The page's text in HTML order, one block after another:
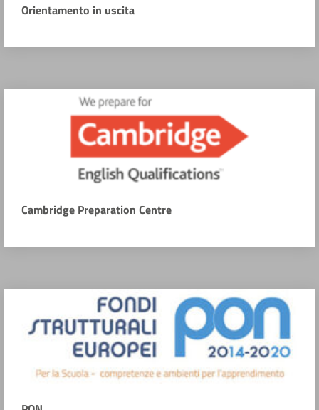
Orientamento in uscita
Cambridge Preparation Centre